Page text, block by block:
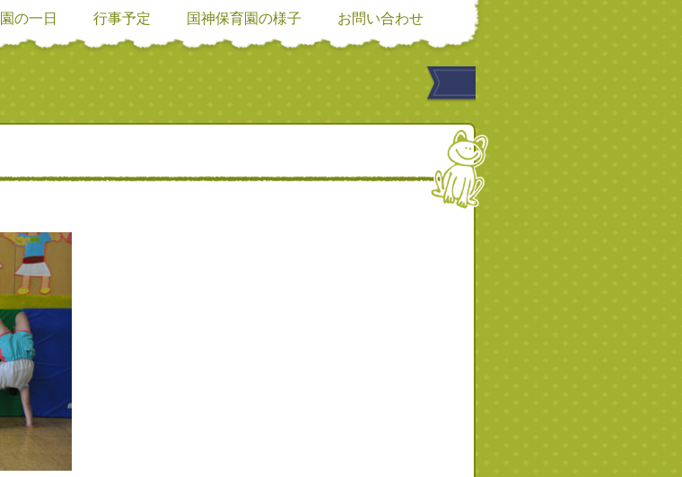
園の一日 行事予定 国神保育園の様子 お問い合わせ